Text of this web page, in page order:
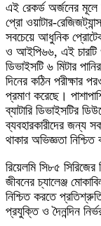
এই রেকর্ড অর্জনের
প্রো ওয়াটার-
সবচেয়ে আধুনিক
ও আইপি৬৬, এই চারটি
ডিভাইসটি ৬ মিটার
দিনের কঠিন পরীক্ষার
প্রমাণ করেছে।
ব্যাটারি ডিভাইসটির
ব্যবহারকারীদের জন্য
থাকার অভিজ্ঞতা নিশ্চিত
রিয়েলমি সি৮৫
জীবনের চ্যালেঞ্জ
নিশ্চিত করতে
প্রযুক্তি ও দৈনন্দিন